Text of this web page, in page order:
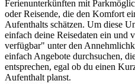
Ferienunterkünften mit
oder Reisende, die den Komfort
Aufenthalts schätzen. Um diese
einfach deine Reisedaten ein und
verfügbar" unter den
einfach Angebote durchsuchen,
entsprechen, egal ob du einen
Aufenthalt planst.